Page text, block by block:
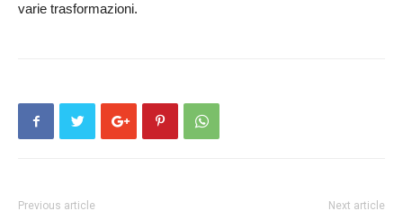
varie trasformazioni.
Previous article Next article